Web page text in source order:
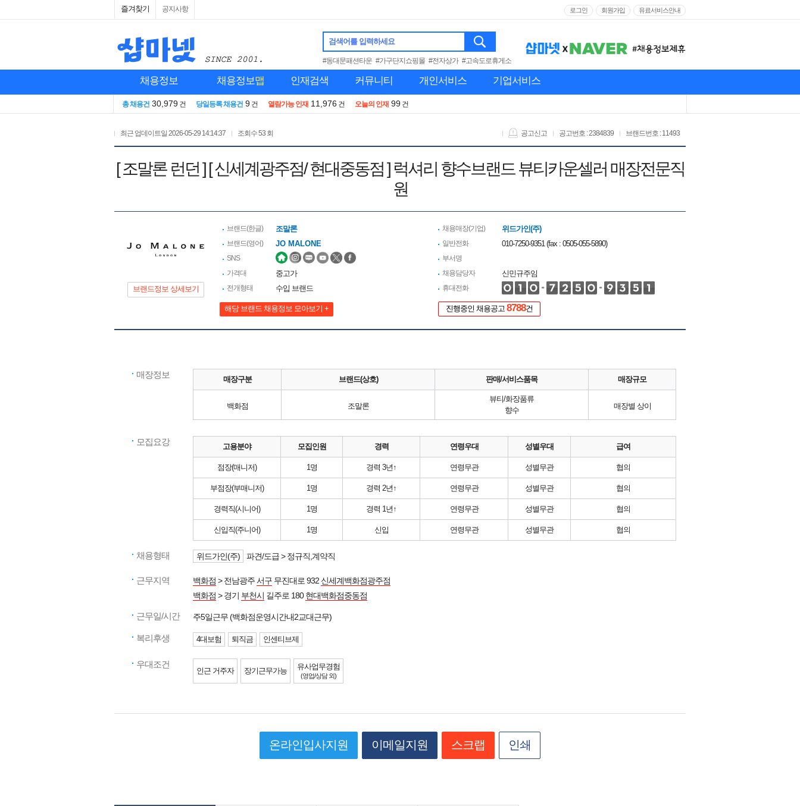
즐겨찾기 공지사항 로그인 회원가입 유료서비스안내
검색어를 입력하세요
#동대문패션타운 #가구단지쇼핑몰 #전자상가 #고속도로휴게소
채용정보 채용정보맵 인재검색 커뮤니티 개인서비스 기업서비스
총 채용건 30,979 건 당일등록 채용건 9 건 열람가능 인재 11,976 건 오늘의 인재 99 건
최근 업데이트일 2026-05-29 14:14:37 조회수53 회 브랜드번호 : 11493
공고번호 : 2384839
공고신고
[ 조말론 런던 ] [ 신세계광주점/ 현대중동점 ] 럭셔리 향수브랜드 뷰티카운셀러 매장전문직
원
브랜드정보 상세보기
브랜드(한글) 조말론
브랜드(영어) JO MALONE
SNS
가격대
중고가
전개형태 수입 브랜드
해당 브랜드 채용정보 모아보기 +
채용매장(기업) 위드가인(주)
일반전화 010-7250-9351 (fax : 0505-055-5890)
부서명
채용담당자
신민규주임
휴대전화
진행중인 채용공고 8788건
매장정보 매장구분 브랜드(상호) 판매/서비스품목 매장규모
백화점 조말론
뷰티/화장품류
향수
매장별 상이
모집요강 고용분야 모집인원 경력 연령우대 성별우대 급여
점장(매니저) 1명 경력 3년↑ 연령무관 성별무관 협의
부점장(부매니저) 1명 경력 2년↑ 연령무관 성별무관 협의
경력직(시니어) 1명 경력 1년↑ 연령무관 성별무관 협의
신입직(주니어) 1명 신입 연령무관 성별무관 협의
채용형태 위드가인(주) 파견/도급 > 정규직,계약직
근무지역 백화점 > 전남광주서구 무진대로 932 신세계백화점광주점
백화점 > 경기 부천시 길주로 180현대백화점중동점
근무일/시간 주5일근무 (백화점운영시간내2교대근무)
복리후생 4대보험 퇴직금 인센티브제
우대조건
인근 거주자 장기근무가능 유사업무경험
(영업/상담 외)
온라인입사지원 이메일지원 스크랩 인쇄